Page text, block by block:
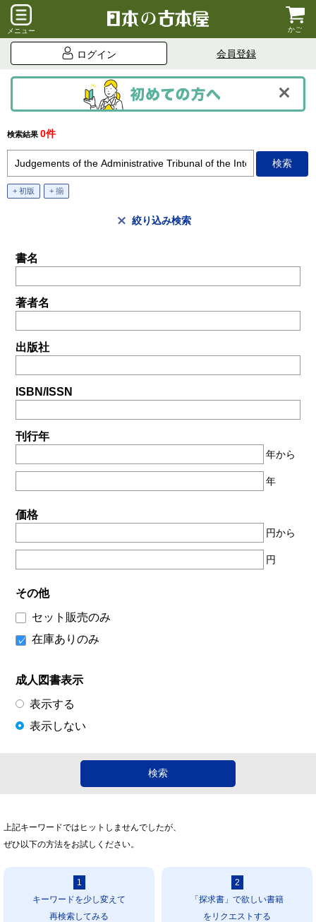
メニュー かご
ログイン 会員登録
検索結果 0件
+ 初版 + 揃
絞り込み検索
書名
著者名
出版社
ISBN/ISSN
刊行年
年から
年
価格
円から
円
その他
セット販売のみ
在庫ありのみ
成人図書表示
表示する
表示しない
上記キーワードではヒットしませんでしたが、
ぜひ以下の方法をお試しください。
1
キーワードを少し変えて
再検索してみる
2
「探求書」で欲しい書籍
をリクエストする